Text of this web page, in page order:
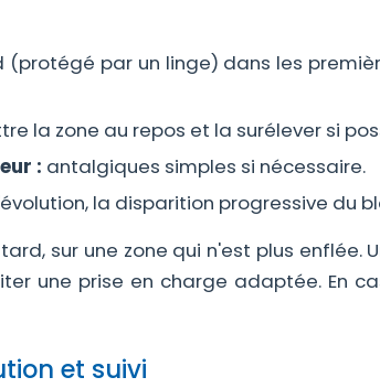
(protégé par un linge) dans les
la zone au repos et la surélever si
: antalgiques simples si nécessaire.
la disparition progressive du
sur une zone qui n'est plus enflée.
une prise en charge adaptée. En
et suivi